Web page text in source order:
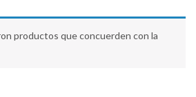
productos que concuerden con la